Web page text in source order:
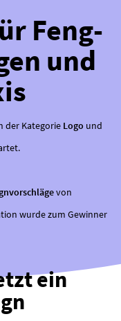
Feng-
und
der Kategorie Logo und
von
wurde zum Gewinner
ein